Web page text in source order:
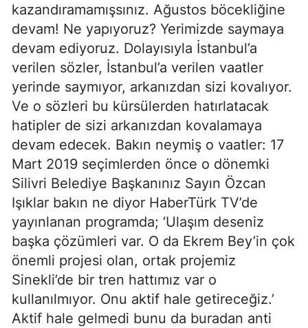
kazandıramamışsınız. Ağustos böcekliğine
devam! Ne yapıyoruz? Yerimizde saymaya
devam ediyoruz. Dolayısıyla İstanbul’a
verilen sözler, İstanbul’a verilen vaatler
yerinde saymıyor, arkanızdan sizi kovalıyor.
Ve o sözleri bu kürsülerden hatırlatacak
hatipler de sizi arkanızdan kovalamaya
devam edecek. Bakın neymiş o vaatler: 17
Mart 2019 seçimlerden önce o dönemki
Silivri Belediye Başkanınız Sayın Özcan
Işıklar bakın ne diyor HaberTürk TV’de
yayınlanan programda; ‘Ulaşım deseniz
başka çözümleri var. O da Ekrem Bey’in çok
önemli projesi olan, ortak projemiz
Sinekli’de bir tren hattımız var o
kullanılmıyor. Onu aktif hale getireceğiz.’
Aktif hale gelmedi bunu da buradan anti